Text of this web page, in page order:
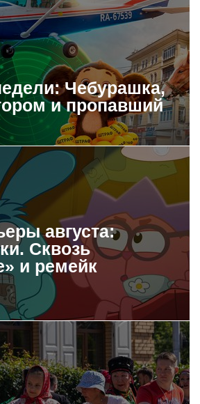
Чебурашка,
и пропавший
августа:
Сквозь
и ремейк